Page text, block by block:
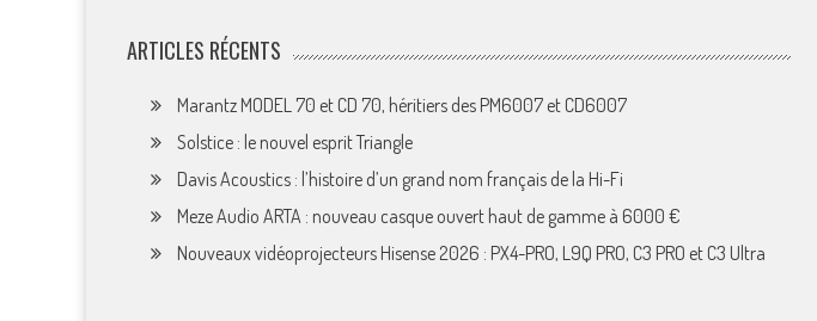
ARTICLES RÉCENTS
Marantz MODEL 70 et CD 70, héritiers des PM6007 et CD6007
Solstice : le nouvel esprit Triangle
Davis Acoustics : l’histoire d’un grand nom français de la Hi-Fi
Meze Audio ARTA : nouveau casque ouvert haut de gamme à 6000 €
Nouveaux vidéoprojecteurs Hisense 2026 : PX4-PRO, L9Q PRO, C3 PRO et C3 Ultra